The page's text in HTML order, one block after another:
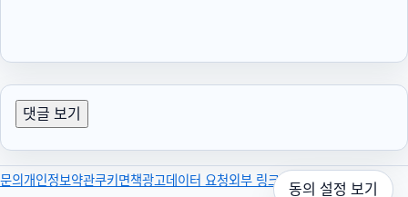
댓글 보기
문의 개인정보약관쿠키 면책광고데이터 요청외부 링크 동의 설정 보기